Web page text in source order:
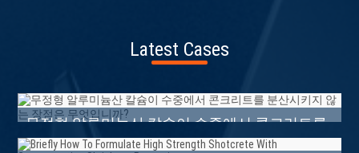
Latest Cases
무정형 알루미늄산 칼슘이 수중에서 콘크리트를
분산시키지 않는 장점은 무엇입니까?